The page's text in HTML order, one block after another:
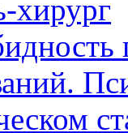
хирург